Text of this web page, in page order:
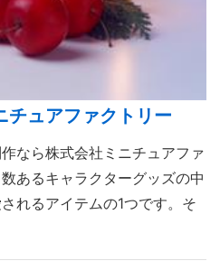
チュアファクトリー
なら株式会社ミニチュアファ
あるキャラクターグッズの中
れるアイテムの1つです。そ